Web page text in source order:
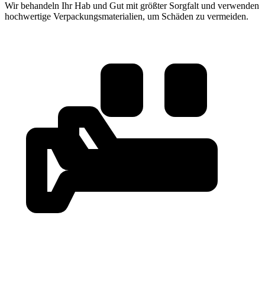
Wir behandeln Ihr Hab und Gut mit größter Sorgfalt und verwenden
hochwertige Verpackungsmaterialien, um Schäden zu vermeiden.